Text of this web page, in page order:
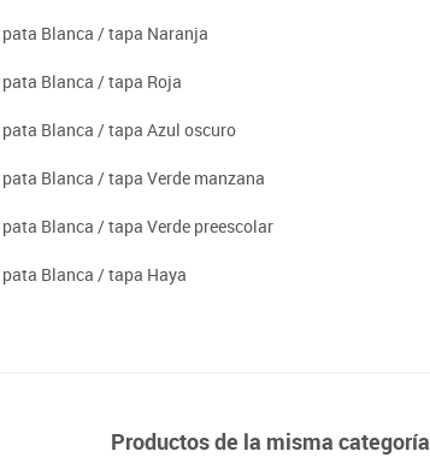
Blanca / tapa Naranja
Blanca / tapa Roja
Blanca / tapa Azul oscuro
Blanca / tapa Verde manzana
Blanca / tapa Verde preescolar
Blanca / tapa Haya
Productos de la misma categoría